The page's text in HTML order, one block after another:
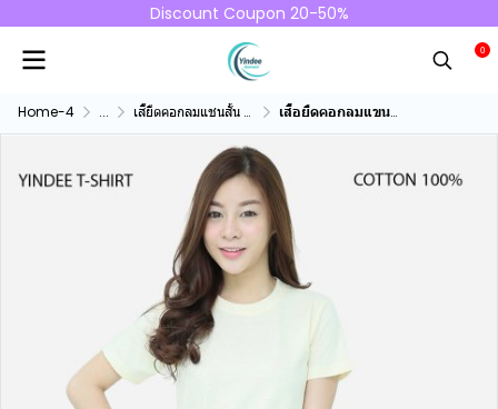
Discount Coupon 20-50%
0
Home-4 ... เสื้ยืดคอกลมแชนสั้น คอทตอน100% เสื้อยืดคอกลมแขนสั้นคอทตอน100% สีครีม